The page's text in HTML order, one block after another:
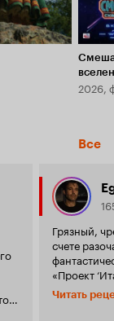
2026,
Все
Грязный,
счете
«Проект
идею,
Пытаясь
Читать